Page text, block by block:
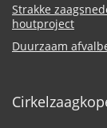
Strakke
houtproject
Duurzaam